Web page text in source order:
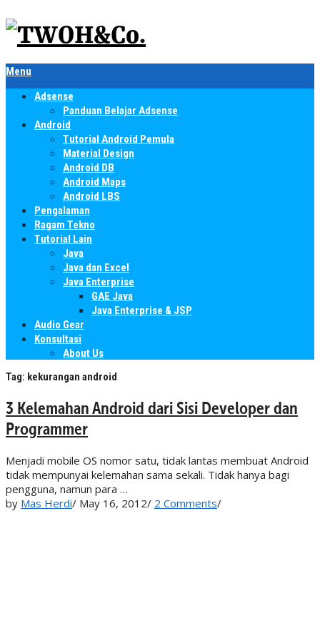
Menu
Adsense
Panduan Belajar Adsense
Android
Tutorial Android Pemula
Material Design
Android DB
Android Maps
Android LBS
Pengalaman
Ragam Tekno
Tutorial Lain
Java
Java dan Excel
Java Enterprise
GAE Java
Java Enterprise & JSP
Audio Gear
Konsultasi
About Us
Tag: kekurangan android
3 Kelemahan Android dari Sisi Developer dan
Programmer
Menjadi mobile OS nomor satu, tidak lantas membuat Android
tidak mempunyai kelemahan sama sekali. Tidak hanya bagi
pengguna, namun para …
by Mas Herdi/ May 16, 2012/ 2 Comments/